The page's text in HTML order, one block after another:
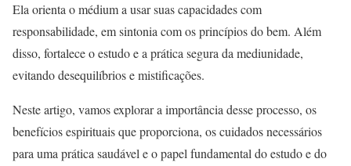
Ela orienta o médium a usar suas capacidades com
responsabilidade, em sintonia com os princípios do bem. Além
disso, fortalece o estudo e a prática segura da mediunidade,
evitando desequilíbrios e mistificações.
Neste artigo, vamos explorar a importância desse processo, os
benefícios espirituais que proporciona, os cuidados necessários
para uma prática saudável e o papel fundamental do estudo e do